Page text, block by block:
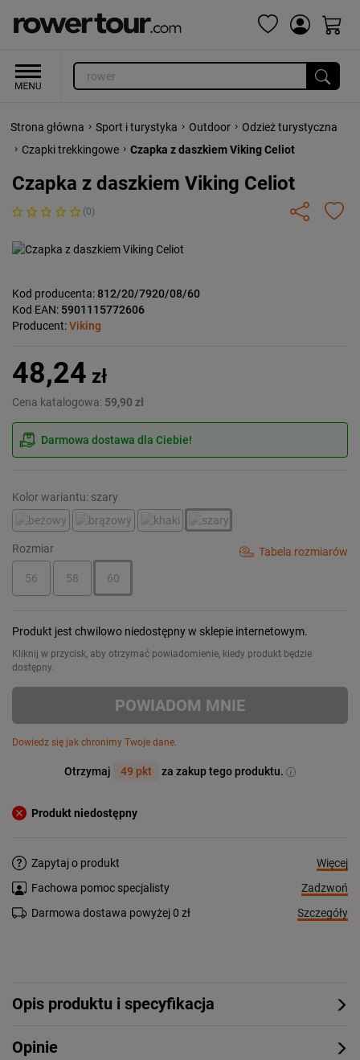
Strona główna › Sport i turystyka › Outdoor › Odzież turystyczna
› Czapki trekkingowe › Czapka z daszkiem Viking Celiot
Czapka z daszkiem Viking Celiot
(0)
Kod producenta:812/20/7920/08/60
Kod EAN: 5901115772606
Producent:Viking
48,24 zł
Cena katalogowa: 59,90 zł
Darmowa dostawa dla Ciebie!
Kolor wariantu: szary
Rozmiar Tabela rozmiarów
56 58 60
Produkt jest chwilowo niedostępny w sklepie internetowym.
Kliknij w przycisk, aby otrzymać powiadomienie, kiedy produkt będzie
dostępny.
POWIADOM MNIE
Dowiedz się jak chronimy Twoje dane.
Otrzymaj 49 pkt za zakup tego produktu.
Produkt niedostępny
Zapytaj o produkt
Więcej
Fachowa pomoc specjalisty
Zadzwoń
Darmowa dostawa powyżej 0 zł
Szczegóły
Opis produktu i specyfikacja
Opinie